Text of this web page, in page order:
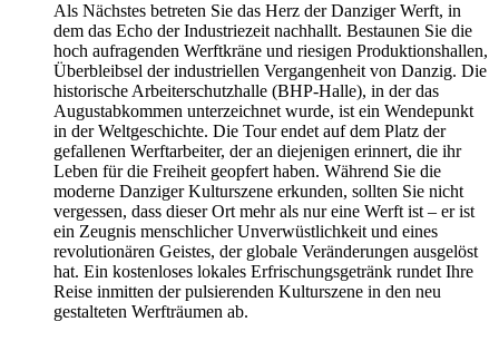
Als Nächstes betreten Sie das Herz der Danziger Werft, in
dem das Echo der Industriezeit nachhallt. Bestaunen Sie die
hoch aufragenden Werftkräne und riesigen Produktionshallen,
Überbleibsel der industriellen Vergangenheit von Danzig. Die
historische Arbeiterschutzhalle (BHP-Halle), in der das
Augustabkommen unterzeichnet wurde, ist ein Wendepunkt
in der Weltgeschichte. Die Tour endet auf dem Platz der
gefallenen Werftarbeiter, der an diejenigen erinnert, die ihr
Leben für die Freiheit geopfert haben. Während Sie die
moderne Danziger Kulturszene erkunden, sollten Sie nicht
vergessen, dass dieser Ort mehr als nur eine Werft ist – er ist
ein Zeugnis menschlicher Unverwüstlichkeit und eines
revolutionären Geistes, der globale Veränderungen ausgelöst
hat. Ein kostenloses lokales Erfrischungsgetränk rundet Ihre
Reise inmitten der pulsierenden Kulturszene in den neu
gestalteten Werfträumen ab.